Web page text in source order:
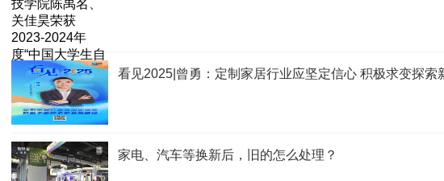
看见2025|曾勇：定制家居行业应坚定信心 积极求变探索
家电、汽车等换新后，旧的怎么处理？